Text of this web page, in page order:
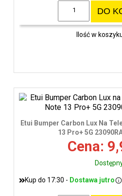
DO
Ilość w
Etui Bumper Carbon Lux Na
13 Pro+ 5G
Cena:
Kup do 17:30 - Dostawa jutro